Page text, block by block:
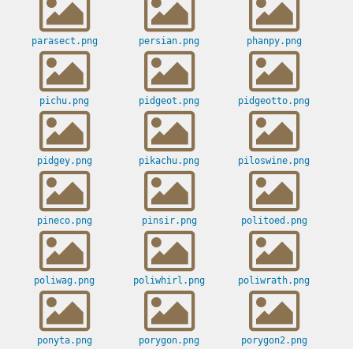
parasect.png persian.png phanpy.png
pichu.png pidgeot.png pidgeotto.png
pidgey.png pikachu.png piloswine.png
pineco.png pinsir.png politoed.png
poliwag.png poliwhirl.png poliwrath.png
ponyta.png porygon.png porygon2.png